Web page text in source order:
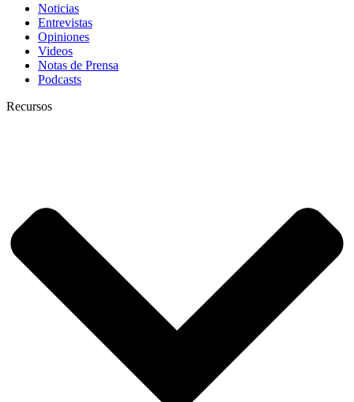
Noticias
Entrevistas
Opiniones
Videos
Notas de Prensa
Podcasts
Recursos